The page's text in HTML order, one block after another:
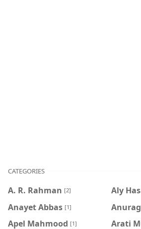
CATEGORIES
A. R. Rahman [2] Aly
Anayet Abbas [1]
Apel Mahmood [1] Arati